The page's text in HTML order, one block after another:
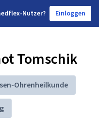
Nutzer? Einloggen
Tomschik
Ohrenheilkunde